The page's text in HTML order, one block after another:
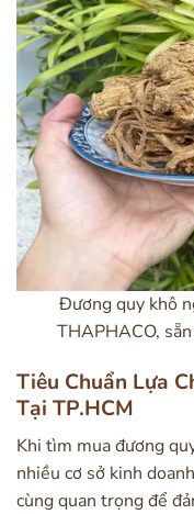
Đương quy khô
THAPHACO,
Tiêu Chuẩn Lựa
Tại TP.HCM
Khi tìm mua đương
nhiều cơ sở kinh
cùng quan trọng để